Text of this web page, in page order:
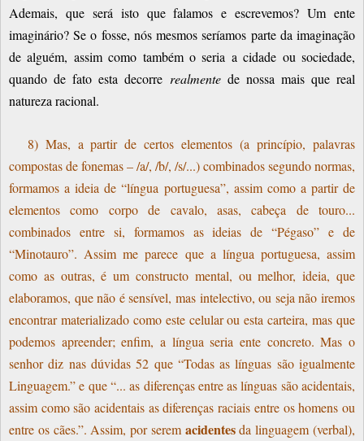
Ademais, que será isto que falamos e escrevemos? Um ente
imaginário? Se o fosse, nós mesmos seríamos parte da imaginação
de alguém, assim como também o seria a cidade ou sociedade,
quando de fato esta decorre realmentede nossa mais que real
natureza racional.
8) Mas, a partir de certos elementos (a princípio, palavras
compostas de fonemas – /a/, /b/, /s/...) combinados segundo normas,
formamos a ideia de “língua portuguesa”, assim como a partir de
elementos como corpo de cavalo, asas, cabeça de touro...
combinados entre si, formamos as ideias de “Pégaso” e de
“Minotauro”. Assim me parece que a língua portuguesa, assim
como as outras, é um constructo mental, ou melhor, ideia, que
elaboramos, que não é sensível, mas intelectivo, ou seja não iremos
encontrar materializado como este celular ou esta carteira, mas que
podemos apreender; enfim, a língua seria ente concreto. Mas o
senhor diz nas dúvidas 52 que “Todas as línguas são igualmente
Linguagem.” e que “... as diferenças entre as línguas são acidentais,
assim como são acidentais as diferenças raciais entre os homens ou
entre os cães.”. Assim, por serem acidentesda linguagem (verbal),